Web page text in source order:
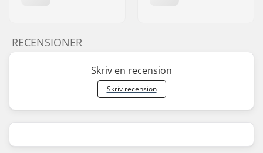
RECENSIONER
Skriv en recension
Skriv recension